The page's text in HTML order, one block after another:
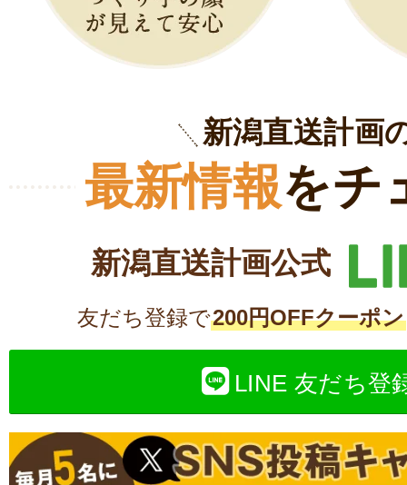
新潟直送計画
最新情報をチ
新潟直送計画公式
友だち登録で200円OFFクーポン
LINE 友だち登